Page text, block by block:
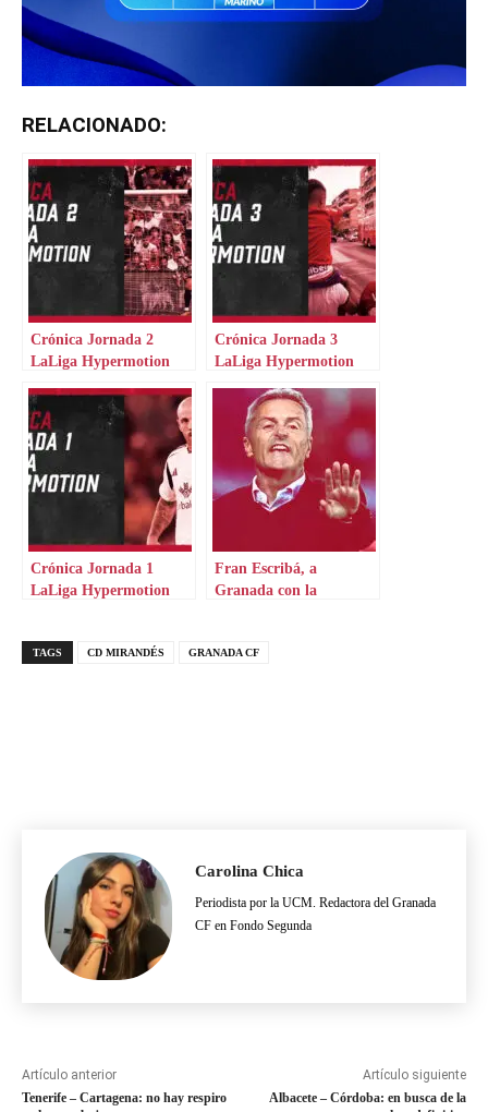
RELACIONADO:
Crónica Jornada 2
LaLiga Hypermotion
Crónica Jornada 3
LaLiga Hypermotion
Crónica Jornada 1
LaLiga Hypermotion
Fran Escribá, a
Granada con la
TAGS CD MIRANDÉS GRANADA CF
Carolina Chica
Periodista por la UCM. Redactora del Granada
CF en Fondo Segunda
Artículo anterior
Tenerife – Cartagena: no hay respiro
Artículo siguiente
Albacete – Córdoba: en busca de la